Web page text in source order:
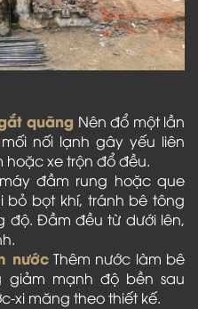
quãng Nên đổ một lần
nối lạnh gây yếu liên
hoặc xe trộn đổ đều.
đầm rung hoặc que
bọt khí, tránh bê tông
độ. Đầm đều từ dưới lên,
nướcThêm nước làm bê
mạnh độ bền sau
xi măng theo thiết kế.